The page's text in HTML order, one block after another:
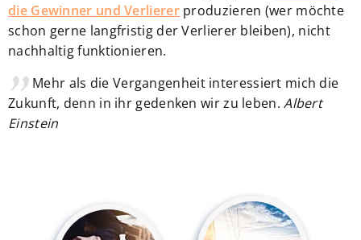
die Gewinner und Verliererproduzieren (wer möchte
schon gerne langfristig der Verlierer bleiben), nicht
nachhaltig funktionieren.
Mehr als die Vergangenheit interessiert mich die
Zukunft, denn in ihr gedenken wir zu leben.Albert
Einstein